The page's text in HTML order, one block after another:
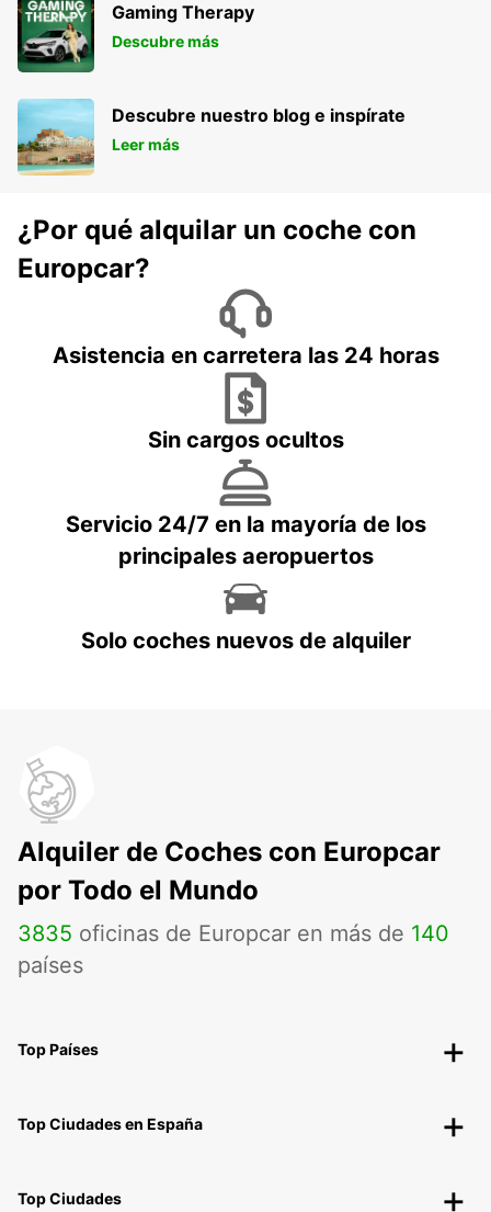
Gaming Therapy
Descubre más
Descubre nuestro blog e inspírate
Leer más
¿Por qué alquilar un coche con
Europcar?
Asistencia en carretera las 24 horas
Sin cargos ocultos
Servicio 24/7 en la mayoría de los
principales aeropuertos
Solo coches nuevos de alquiler
Alquiler de Coches con Europcar
por Todo el Mundo
3835 oficinas de Europcar en más de 140
países
Top Países
Top Ciudades en España
Top Ciudades